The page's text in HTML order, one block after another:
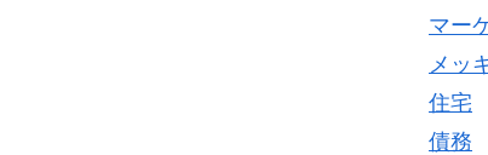
マー
メッ
住宅
債務